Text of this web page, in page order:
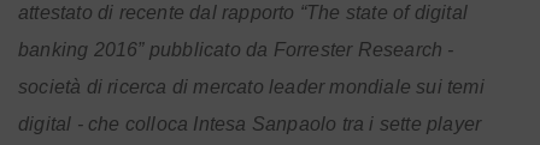
attestato di recente dal rapporto “The state of digital
banking 2016” pubblicato da Forrester Research -
società di ricerca di mercato leader mondiale sui temi
digital - che colloca Intesa Sanpaolo tra i sette player